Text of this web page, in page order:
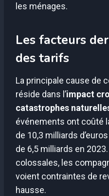
les ménages.
Les facteurs
des tarifs
La principale cause de
réside dans l’impact
catastrophes
événements ont coûté
de 10,3 milliards
de 6,5 milliards en
colossales, les
voient contraintes de
hausse.